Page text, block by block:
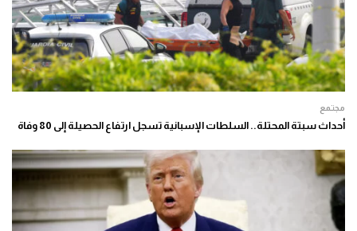
مجتمع
أحداث سبتة المحتلة.. السلطات الإسبانية تسجل ارتفاع الحصيلة إلى 80 وفاة